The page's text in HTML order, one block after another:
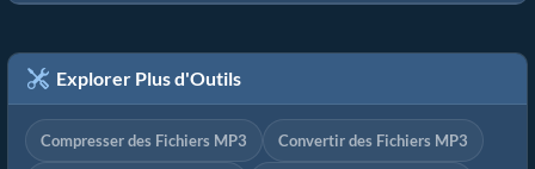
Explorer Plus d'Outils
Compresser des Fichiers MP3 Convertir des Fichiers MP3